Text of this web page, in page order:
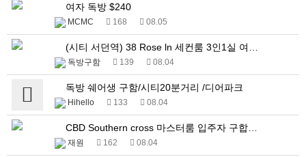
여자 독방 $240
MCMC 168 08.05
(시티 서던역) 38 Rose ln 세컨룸 3인1실 여…
독방구함 139 08.04
독방 쉐어생 구함/시티20분거리 /디어파크
Hihello 133 08.04
CBD Southern cross 마스터룸 입주자 구합…
재원 162 08.04